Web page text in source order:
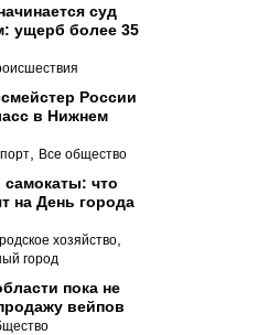
суд
ущерб более 35
России
в Нижнем
Все общество
самокаты: что
на День города
хозяйство
город
пока не
вейпов